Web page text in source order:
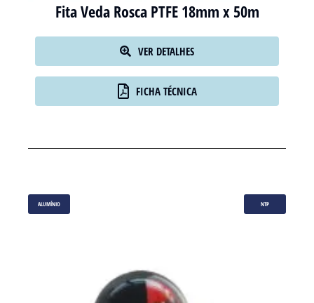
Fita Veda Rosca PTFE 18mm x 50m
VER DETALHES
FICHA TÉCNICA
ALUMÍNIO NTP